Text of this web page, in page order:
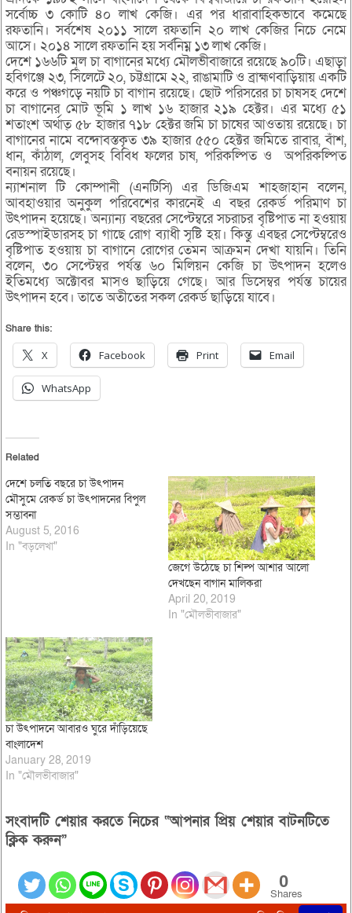
সর্বোচ্চ ৩ কোটি ৪০ লাখ কেজি। এর পর ধারাবাহিকভাবে কমেছে
রফতানি। সর্বশেষ ২০১১ সালে রফতানি ২০ লাখ কেজির নিচে নেমে
আসে। ২০১৪ সালে রফতানি হয় সর্বনিম্ন ১৩ লাখ কেজি।
দেশে ১৬৬টি মূল চা বাগানের মধ্যে মৌলভীবাজারে রয়েছে ৯০টি। এছাড়া
হবিগঞ্জে ২৩, সিলেটে ২০, চট্টগ্রামে ২২, রাঙামাটি ও ব্রাহ্মণবাড়িয়ায় একটি
করে ও পঞ্চগড়ে নয়টি চা বাগান রয়েছে। ছোট পরিসরের চা চাষসহ দেশে
চা বাগানের মোট ভূমি ১ লাখ ১৬ হাজার ২১৯ হেক্টর। এর মধ্যে ৫১
শতাংশ অর্থাত্ ৫৮ হাজার ৭১৮ হেক্টর জমি চা চাষের আওতায় রয়েছে। চা
বাগানের নামে বন্দোবস্তকৃত ৩৯ হাজার ৫৫০ হেক্টর জমিতে রাবার, বাঁশ,
ধান, কাঁঠাল, লেবুসহ বিবিধ ফলের চাষ, পরিকল্পিত ও অপরিকল্পিত
বনায়ন রয়েছে।
ন্যাশনাল টি কোম্পানী (এনটিসি) এর ডিজিএম শাহজাহান বলেন,
আবহাওয়ার অনুকুল পরিবেশের কারনেই এ বছর রেকর্ড পরিমাণ চা
উৎপাদন হয়েছে। অন্যান্য বছরের সেপ্টেম্বরে সচরাচর বৃষ্টিপাত না হওয়ায়
রেডস্পাইডারসহ চা গাছে রোগ ব্যাধী সৃষ্টি হয়। কিন্তু এবছর সেপ্টেম্বরেও
বৃষ্টিপাত হওয়ায় চা বাগানে রোগের তেমন আক্রমন দেখা যায়নি। তিনি
বলেন, ৩০ সেপ্টেম্বর পর্যন্ত ৬০ মিলিয়ন কেজি চা উৎপাদন হলেও
ইতিমধ্যে অক্টোবর মাসও ছাড়িয়ে গেছে। আর ডিসেম্বর পর্যন্ত চায়ের
উৎপাদন হবে। তাতে অতীতের সকল রেকর্ড ছাড়িয়ে যাবে।
Share this:
X Facebook Print Email
WhatsApp
Related
দেশে চলতি বছরে চা উৎপাদন
মৌসুমে রেকর্ড চা উৎপাদনের বিপুল
সম্ভাবনা
August 5, 2016
In "বড়লেখা"
জেগে উঠেছে চা শিল্প আশার আলো
দেখছেন বাগান মালিকরা
April 20, 2019
In "মৌলভীবাজার"
চা উৎপাদনে আবারও ঘুরে দাঁড়িয়েছে
বাংলাদেশ
January 28, 2019
In "মৌলভীবাজার"
সংবাদটি শেয়ার করতে নিচের “আপনার প্রিয় শেয়ার বাটনটিতে
ক্লিক করুন”
0
Shares